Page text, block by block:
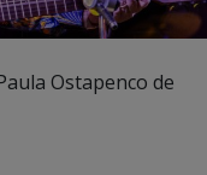
Ostapenco de